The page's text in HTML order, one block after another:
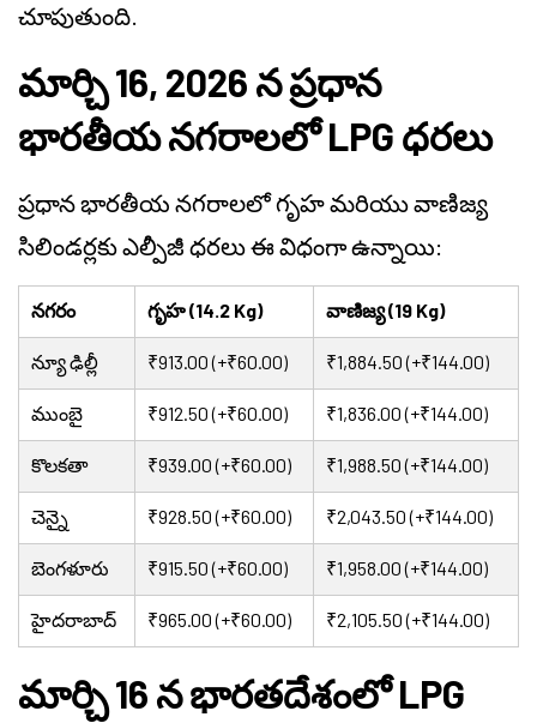
చూపుతుంది.
మార్చి 16, 2026 న ప్రధాన
భారతీయ నగరాలలో LPG ధరలు
ప్రధాన భారతీయ నగరాలలో గృహ మరియు వాణిజ్య
సిలిండర్లకు ఎల్పీజీ ధరలు ఈ విధంగా ఉన్నాయి:
నగరం గృహ (14.2 Kg) వాణిజ్య (19 Kg)
న్యూ ఢిల్లీ ₹913.00 (+₹60.00) ₹1,884.50 (+₹144.00)
ముంబై ₹912.50 (+₹60.00) ₹1,836.00 (+₹144.00)
కొలకతా ₹939.00 (+₹60.00) ₹1,988.50 (+₹144.00)
చెన్నై ₹928.50 (+₹60.00) ₹2,043.50 (+₹144.00)
బెంగళూరు ₹915.50 (+₹60.00) ₹1,958.00 (+₹144.00)
హైదరాబాద్ ₹965.00 (+₹60.00) ₹2,105.50 (+₹144.00)
మార్చి 16 న భారతదేశంలో LPG